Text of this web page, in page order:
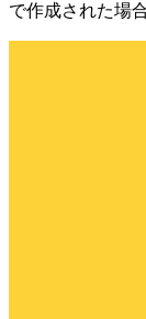
で作成された場合